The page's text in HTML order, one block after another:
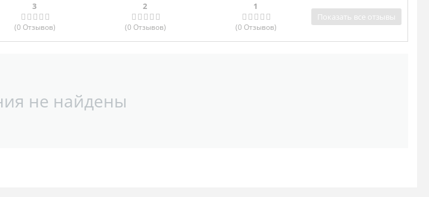
3
(0 Отзывов)
2
(0 Отзывов)
1
(0 Отзывов)
Показать все отзывы
не найдены